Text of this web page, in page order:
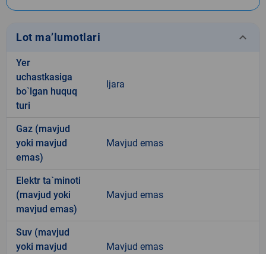
Lot ma’lumotlari keyboard_arrow_down
Yer
uchastkasiga
bo`lgan huquq
turi
Ijara
Gaz (mavjud
yoki mavjud
emas)
Mavjud emas
Elektr ta`minoti
(mavjud yoki
mavjud emas)
Mavjud emas
Suv (mavjud
yoki mavjud
Mavjud emas